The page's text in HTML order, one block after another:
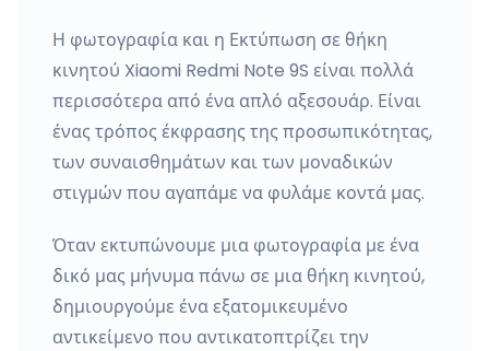
Η φωτογραφία και η Εκτύπωση σε θήκη
κινητού Xiaomi Redmi Note 9S είναι πολλά
περισσότερα από ένα απλό αξεσουάρ. Είναι
ένας τρόπος έκφρασης της προσωπικότητας,
των συναισθημάτων και των μοναδικών
στιγμών που αγαπάμε να φυλάμε κοντά μας.
Όταν εκτυπώνουμε μια φωτογραφία με ένα
δικό μας μήνυμα πάνω σε μια θήκη κινητού,
δημιουργούμε ένα εξατομικευμένο
αντικείμενο που αντικατοπτρίζει την